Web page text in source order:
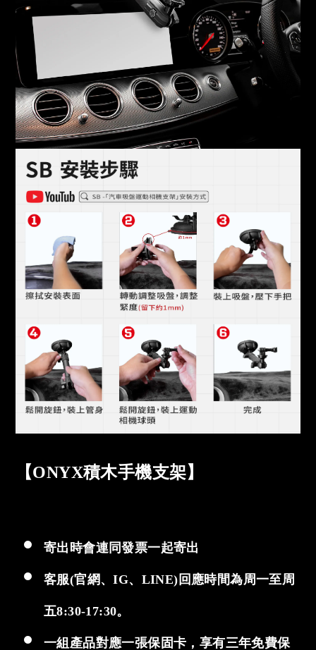
【ONYX積木手機支架】
寄出時會連同發票一起寄出
客服(官網、IG、LINE)回應時間為周一至周
五8:30-17:30。
一組產品對應一張保固卡，享有三年免費保